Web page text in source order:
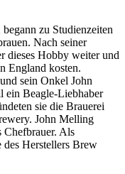
zu Studienzeiten
Nach seiner
dieses Hobby weiter und
England kosten.
sein Onkel John
ein Beagle-Liebhaber
sie die Brauerei
John Melling
Chefbrauer. Als
Herstellers Brew